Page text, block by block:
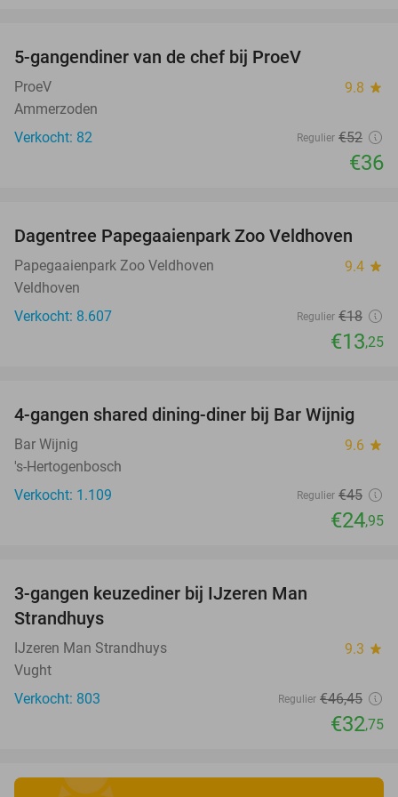
5-gangendiner van de chef bij ProeV
ProeV 9.8 star
Ammerzoden
Verkocht: 82
Regulier €52
€36
26%
Dagentree Papegaaienpark Zoo Veldhoven
Papegaaienpark Zoo Veldhoven 9.4 star
Veldhoven
Verkocht: 8.607
Regulier €18
€13,25
45%
4-gangen shared dining-diner bij Bar Wijnig
Bar Wijnig 9.6 star
's-Hertogenbosch
Verkocht: 1.109
Regulier €45
€24,95
3-gangen keuzediner bij IJzeren Man
Strandhuys
IJzeren Man Strandhuys 9.3 star
Vught
Verkocht: 803
Regulier €46,45
€32,75